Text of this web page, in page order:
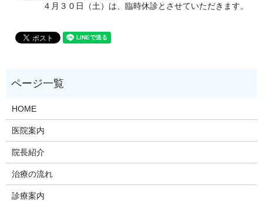
４月３０日（土）は、臨時休診とさせていただきます。
HOME
医院案内
院長紹介
治療の流れ
診療案内